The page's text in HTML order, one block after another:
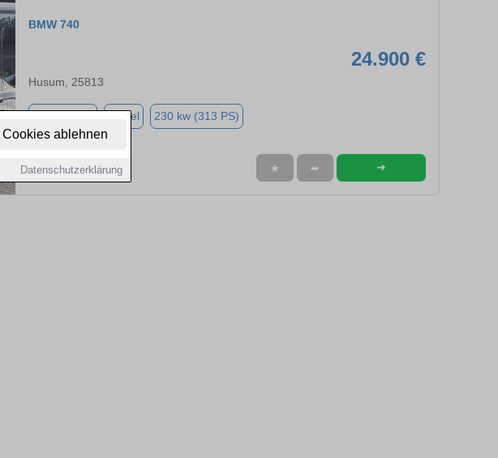
ablehnen
Datenschutzerklärung
BMW 740
24.900 €
Husum, 25813
Diesel 230 kw (313 PS)
★ ➦ ➜